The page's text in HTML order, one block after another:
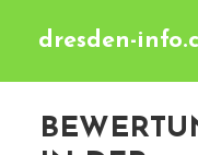
dresden-